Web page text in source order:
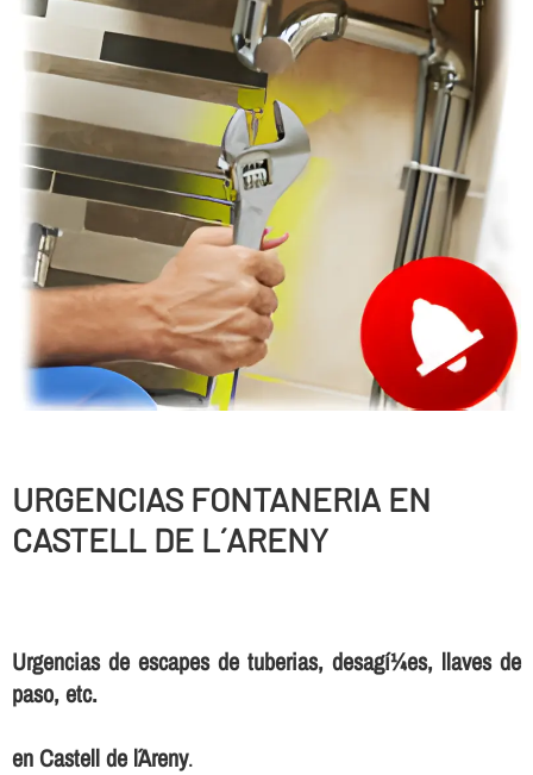
URGENCIAS FONTANERIA EN
CASTELL DE L´ARENY
Urgencias de escapes de tuberias, desagí¼es, llaves de
paso, etc.
en Castell de l´Areny.